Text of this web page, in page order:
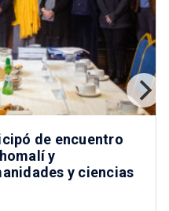
de encuentro
y
y ciencias